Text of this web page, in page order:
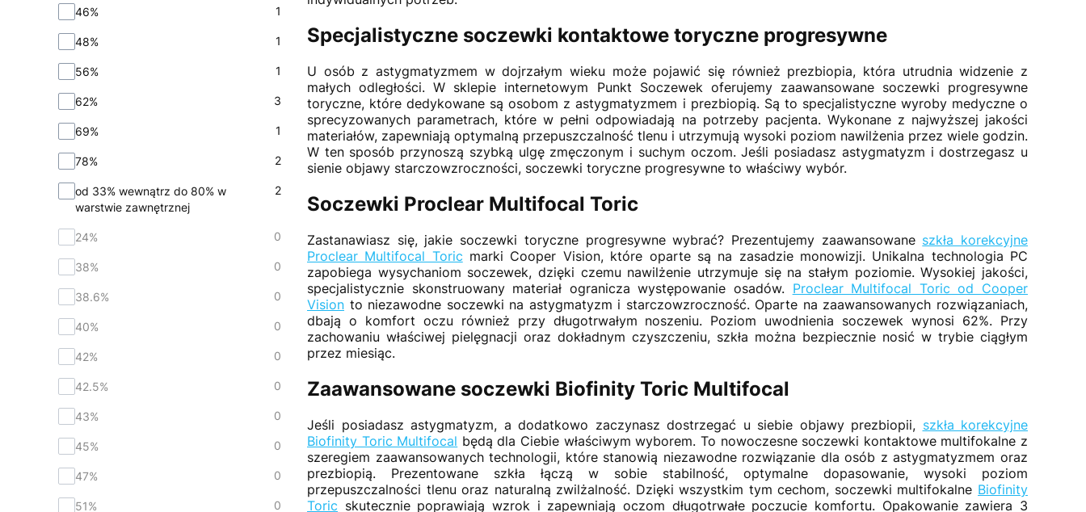
46% 1
48% 1
56% 1
62% 3
69% 1
78% 2
od 33% wewnątrz do 80% w
warstwie zawnętrznej
2
24% 0
38% 0
38.6% 0
40% 0
42% 0
42.5% 0
43% 0
45% 0
47% 0
51% 0
Specjalistyczne soczewki kontaktowe toryczne progresywne
U osób z astygmatyzmem w dojrzałym wieku może pojawić się również prezbiopia, która utrudnia widzenie z
małych odległości. W sklepie internetowym Punkt Soczewek oferujemy zaawansowane soczewki progresywne
toryczne, które dedykowane są osobom z astygmatyzmem i prezbiopią. Są to specjalistyczne wyroby medyczne o
sprecyzowanych parametrach, które w pełni odpowiadają na potrzeby pacjenta. Wykonane z najwyższej jakości
materiałów, zapewniają optymalną przepuszczalność tlenu i utrzymują wysoki poziom nawilżenia przez wiele godzin.
W ten sposób przynoszą szybką ulgę zmęczonym i suchym oczom. Jeśli posiadasz astygmatyzm i dostrzegasz u
sienie objawy starczowzroczności, soczewki toryczne progresywne to właściwy wybór.
Soczewki Proclear Multifocal Toric
Zastanawiasz się, jakie soczewki toryczne progresywne wybrać? Prezentujemy zaawansowane szkła korekcyjne
Proclear Multifocal Toric marki Cooper Vision, które oparte są na zasadzie monowizji. Unikalna technologia PC
zapobiega wysychaniom soczewek, dzięki czemu nawilżenie utrzymuje się na stałym poziomie. Wysokiej jakości,
specjalistycznie skonstruowany materiał ogranicza występowanie osadów. Proclear Multifocal Toric od Cooper
Vision to niezawodne soczewki na astygmatyzm i starczowzroczność. Oparte na zaawansowanych rozwiązaniach,
dbają o komfort oczu również przy długotrwałym noszeniu. Poziom uwodnienia soczewek wynosi 62%. Przy
zachowaniu właściwej pielęgnacji oraz dokładnym czyszczeniu, szkła można bezpiecznie nosić w trybie ciągłym
przez miesiąc.
Zaawansowane soczewki Biofinity Toric Multifocal
Jeśli posiadasz astygmatyzm, a dodatkowo zaczynasz dostrzegać u siebie objawy prezbiopii, szkła korekcyjne
Biofinity Toric Multifocal będą dla Ciebie właściwym wyborem. To nowoczesne soczewki kontaktowe multifokalne z
szeregiem zaawansowanych technologii, które stanowią niezawodne rozwiązanie dla osób z astygmatyzmem oraz
prezbiopią. Prezentowane szkła łączą w sobie stabilność, optymalne dopasowanie, wysoki poziom
przepuszczalności tlenu oraz naturalną zwilżalność. Dzięki wszystkim tym cechom, soczewki multifokalne Biofinity
Toric skutecznie poprawiają wzrok i zapewniają oczom długotrwałe poczucie komfortu. Opakowanie zawiera 3